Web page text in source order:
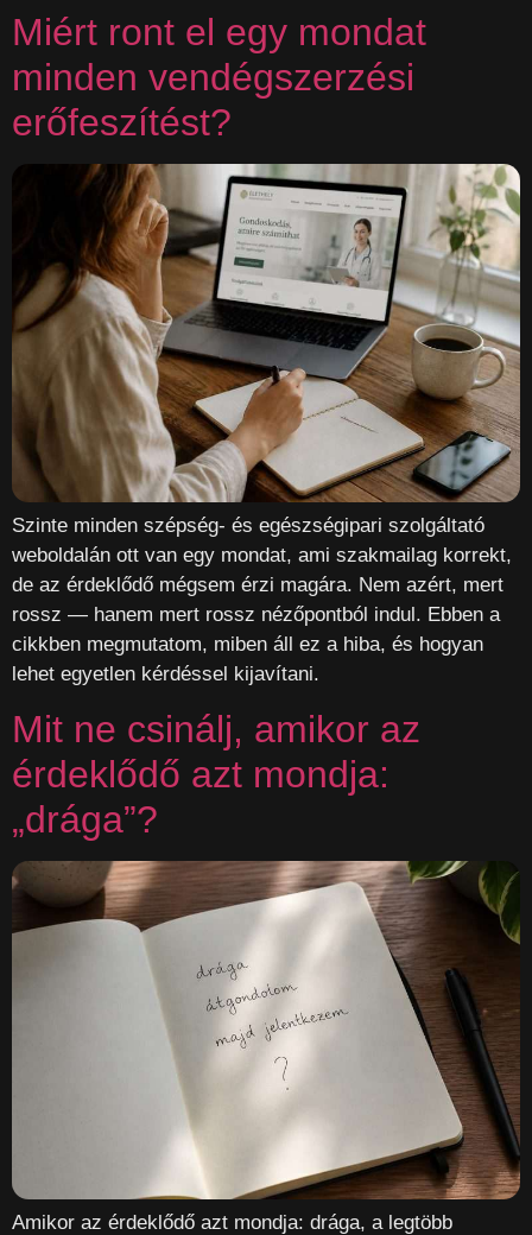
Miért ront el egy mondat
minden vendégszerzési
erőfeszítést?
Szinte minden szépség- és egészségipari szolgáltató
weboldalán ott van egy mondat, ami szakmailag korrekt,
de az érdeklődő mégsem érzi magára. Nem azért, mert
rossz — hanem mert rossz nézőpontból indul. Ebben a
cikkben megmutatom, miben áll ez a hiba, és hogyan
lehet egyetlen kérdéssel kijavítani.
Mit ne csinálj, amikor az
érdeklődő azt mondja:
„drága”?
Amikor az érdeklődő azt mondja: drága, a legtöbb